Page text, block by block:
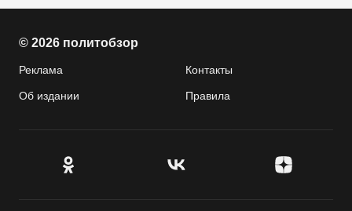
© 2026 политобзор
Реклама Контакты
Об издании Правила